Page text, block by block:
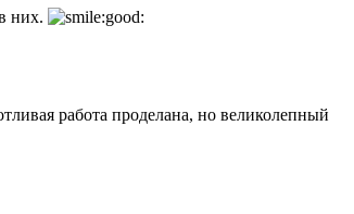
них.
работа проделана, но великолепный